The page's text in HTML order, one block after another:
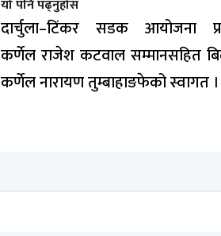
यो पनि पढ्नुहोस
दार्चुला–टिंकर सडक आयोजना
कर्णेल राजेश कटवाल सम्मानसहित
कर्णेल नारायण तुम्बाहाङफेको स्वागत ।